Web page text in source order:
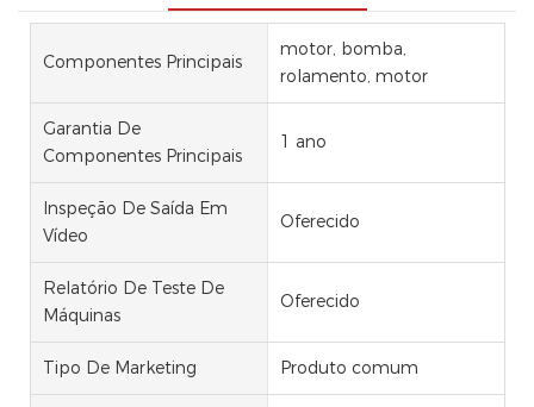
Componentes Principais
motor, bomba,
rolamento, motor
Garantia De
Componentes Principais
1 ano
Inspeção De Saída Em
Vídeo
Oferecido
Relatório De Teste De
Máquinas
Oferecido
Tipo De Marketing Produto comum